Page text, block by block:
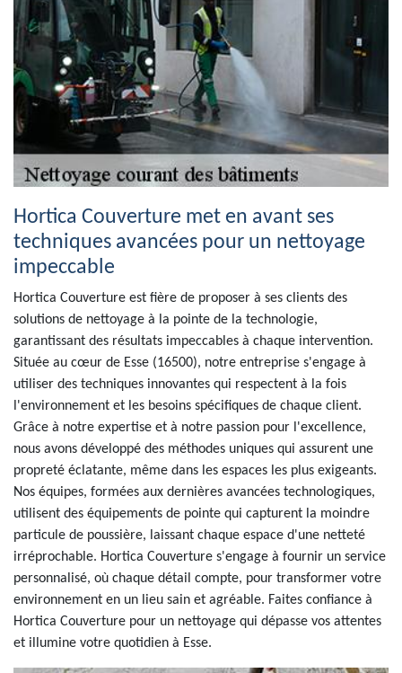
Hortica Couverture met en avant ses
techniques avancées pour un nettoyage
impeccable
Hortica Couverture est fière de proposer à ses clients des
solutions de nettoyage à la pointe de la technologie,
garantissant des résultats impeccables à chaque intervention.
Située au cœur de Esse (16500), notre entreprise s'engage à
utiliser des techniques innovantes qui respectent à la fois
l'environnement et les besoins spécifiques de chaque client.
Grâce à notre expertise et à notre passion pour l'excellence,
nous avons développé des méthodes uniques qui assurent une
propreté éclatante, même dans les espaces les plus exigeants.
Nos équipes, formées aux dernières avancées technologiques,
utilisent des équipements de pointe qui capturent la moindre
particule de poussière, laissant chaque espace d'une netteté
irréprochable. Hortica Couverture s'engage à fournir un service
personnalisé, où chaque détail compte, pour transformer votre
environnement en un lieu sain et agréable. Faites confiance à
Hortica Couverture pour un nettoyage qui dépasse vos attentes
et illumine votre quotidien à Esse.